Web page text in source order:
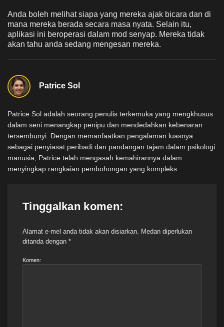
Anda boleh melihat siapa yang mereka ajak bicara dan di
mana mereka berada secara masa nyata. Selain itu,
aplikasi ini beroperasi dalam mod senyap. Mereka tidak
akan tahu anda sedang mengesan mereka.
Patrice Sol
Patrice Sol adalah seorang penulis terkemuka yang mengkhusus
dalam seni menangkap penipu dan mendedahkan kebenaran
tersembunyi. Dengan memanfaatkan pengalaman luasnya
sebagai penyiasat peribadi dan pandangan tajam dalam psikologi
manusia, Patrice telah mengasah kemahirannya dalam
menyingkap rangkaian pembohongan yang kompleks.
Tinggalkan komen:
Alamat e-mel anda tidak akan disiarkan. Medan diperlukan
ditanda dengan *
Komen: